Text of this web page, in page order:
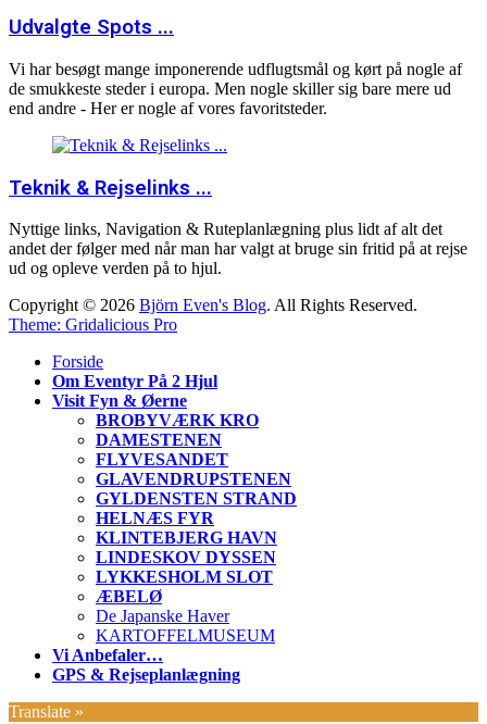
Udvalgte Spots ...
Vi har besøgt mange imponerende udflugtsmål og kørt på nogle af
de smukkeste steder i europa. Men nogle skiller sig bare mere ud
end andre - Her er nogle af vores favoritsteder.
Teknik & Rejselinks ...
Nyttige links, Navigation & Ruteplanlægning plus lidt af alt det
andet der følger med når man har valgt at bruge sin fritid på at rejse
ud og opleve verden på to hjul.
Copyright © 2026 Björn Even's Blog. All Rights Reserved.
Theme: Gridalicious Pro
Forside
Om Eventyr På 2 Hjul
Visit Fyn & Øerne
BROBYVÆRK KRO
DAMESTENEN
FLYVESANDET
GLAVENDRUPSTENEN
GYLDENSTEN STRAND
HELNÆS FYR
KLINTEBJERG HAVN
LINDESKOV DYSSEN
LYKKESHOLM SLOT
ÆBELØ
De Japanske Haver
KARTOFFELMUSEUM
Vi Anbefaler…
GPS & Rejseplanlægning
Translate »